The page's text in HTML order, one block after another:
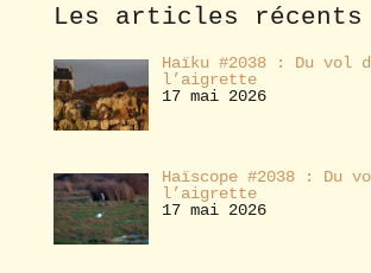
eLes articles récents
Haïku #2038 : Du vol
l’aigrette
17 mai 2026
Haïscope #2038 : Du
l’aigrette
17 mai 2026